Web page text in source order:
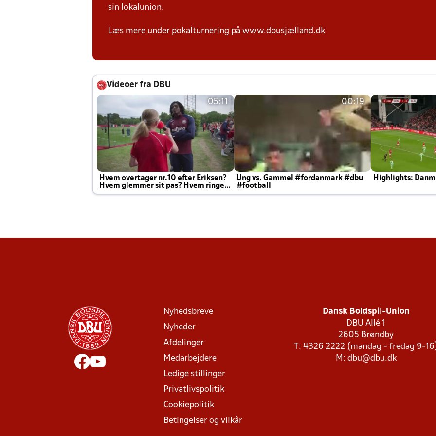
sin lokalunion.
Læs mere under pokalturnering på www.dbusjælland.dk
Videoer fra DBU
05:11
Hvem overtager nr.10 efter Eriksen?
Hvem glemmer sit pas? Hvem ringer
Joachim altid til efter kampe?
00:19
Ung vs. Gammel #fordanmark #dbu
#football
Highlights:
Nyhedsbreve
Nyheder
Afdelinger
Medarbejdere
Ledige stillinger
Privatlivspolitik
Cookiepolitik
Betingelser og vilkår
Dansk Boldspil-Union
DBU Allé 1
2605 Brøndby
T: 4326 2222 (mandag - fredag 9-
M: dbu@dbu.dk